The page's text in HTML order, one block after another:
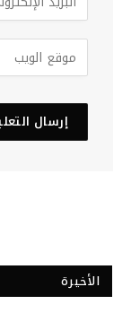
الأخيرة